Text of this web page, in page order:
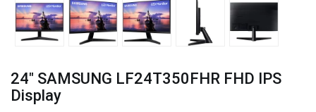
24" SAMSUNG LF24T350FHR FHD IPS
Display